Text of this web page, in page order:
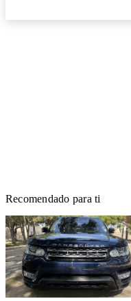
Recomendado para ti